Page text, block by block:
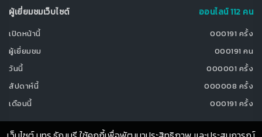
ผู้เยี่ยมชมเว็บไซต์ ออนไลน์ 112 คน
เปิดหน้านี้
000191 ครั้ง
ผู้เยี่ยมชม
000191 คน
วันนี้
000001 ครั้ง
สัปดาห์นี้
000008 ครั้ง
เดือนนี้
000191 ครั้ง